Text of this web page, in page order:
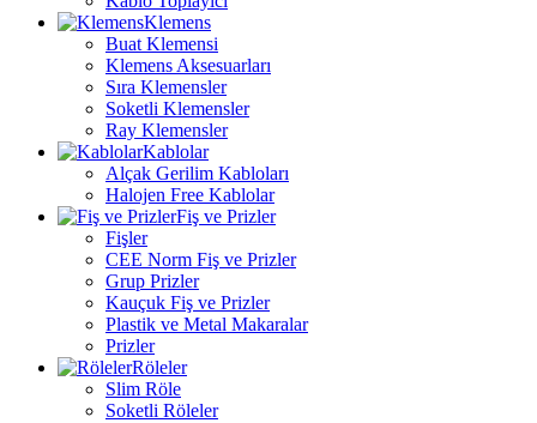
Klemens
Buat Klemensi
Klemens Aksesuarları
Sıra Klemensler
Soketli Klemensler
Ray Klemensler
Kablolar
Alçak Gerilim Kabloları
Halojen Free Kablolar
Fiş ve Prizler
Fişler
CEE Norm Fiş ve Prizler
Grup Prizler
Kauçuk Fiş ve Prizler
Plastik ve Metal Makaralar
Prizler
Röleler
Slim Röle
Soketli Röleler